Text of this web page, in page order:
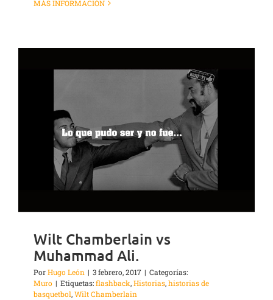
MÁS INFORMACIÓN
Wilt Chamberlain vs
Muhammad Ali.
PorHugo León | 3 febrero, 2017 | Categorías:
Muro | Etiquetas:flashback,Historias,historias de
basquetbol,Wilt Chamberlain